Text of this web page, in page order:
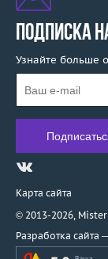
ПОДПИСКА
Узнайте больше
Карта сайта
© 2013-2026,
Разработка сайта